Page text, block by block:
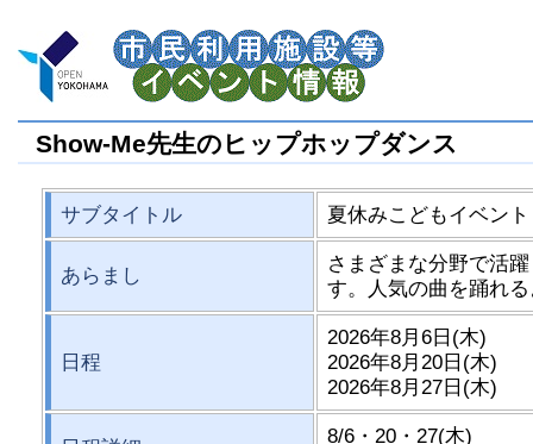
Show-Me先生のヒップホップダンス
サブタイトル 夏休みこどもイベント
あらまし
さまざまな分野で活
す。人気の曲を踊れ
日程
2026年8月6日(木)
2026年8月20日(木)
2026年8月27日(木)
8/6・20・27(木)